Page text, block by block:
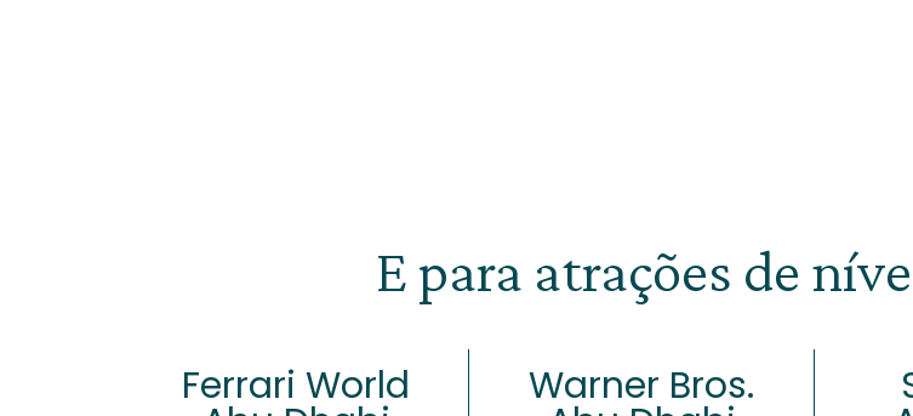
E para atrações de
Ferrari World Warner Bros.